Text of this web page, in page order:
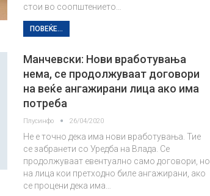
стои во соопштението…
ПОВЕЌЕ...
Манчевски: Нови вработувања
нема, се продолжуваат договори
на веќе ангажирани лица ако има
потреба
Плусинфо 26/04/2020
Не е точно дека има нови вработувања. Тие
се забранети со Уредба на Влада. Се
продолжуваат евентуално само договори, но
на лица кои претходно биле ангажирани, ако
се процени дека има…